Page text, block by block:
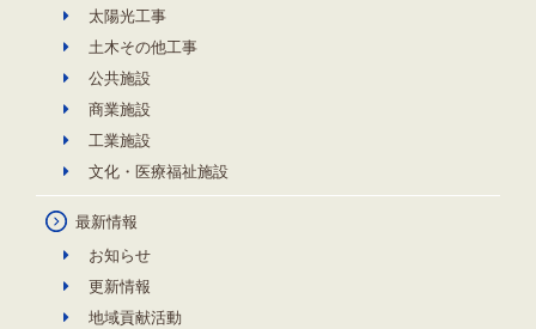
太陽光工事
土木その他工事
公共施設
商業施設
工業施設
文化・医療福祉施設
最新情報
お知らせ
更新情報
地域貢献活動